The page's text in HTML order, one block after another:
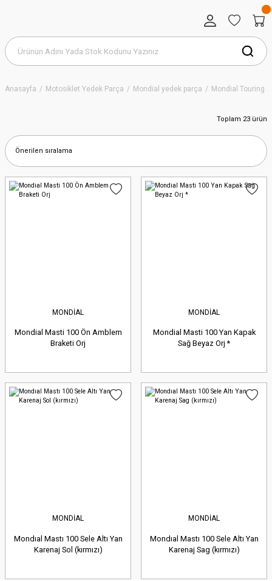
Anasayfa Motosiklet Yedek Parça Mondial yedek parça Mondial Touring
Toplam 23 ürün
MONDİAL
Mondial Masti 100 Ön Amblem
Braketi Orj
MONDİAL
Mondial Masti 100 Yan Kapak
Sağ Beyaz Orj *
MONDİAL
Mondıal Mastı 100 Sele Altı Yan
Karenaj Sol (kırmızı)
MONDİAL
Mondıal Mastı 100 Sele Altı Yan
Karenaj Sag (kırmızı)